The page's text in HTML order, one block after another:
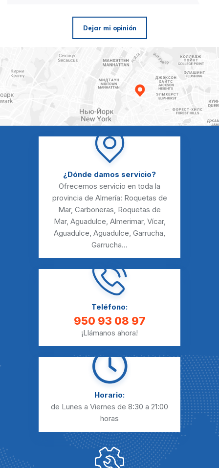
Dejar mi opinión
¿Dónde damos servicio?
Ofrecemos servicio en toda la
provincia de Almería: Roquetas de
Mar, Carboneras, Roquetas de
Mar, Aguadulce, Almerimar, Vícar,
Aguadulce, Aguadulce, Garrucha,
Garrucha...
Teléfono:
950 93 08 97
¡Llámanos ahora!
Horario:
de Lunes a Viernes de 8:30 a 21:00
horas